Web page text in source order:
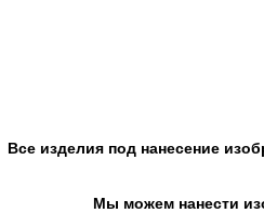
Все изделия под нанесение
Мы можем нанести